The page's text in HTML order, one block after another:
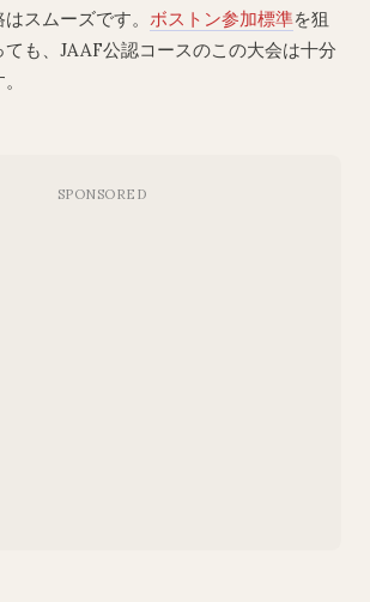
スムーズです。 ボストン参加標準を狙
ても、JAAF公認コースのこの大会は十分